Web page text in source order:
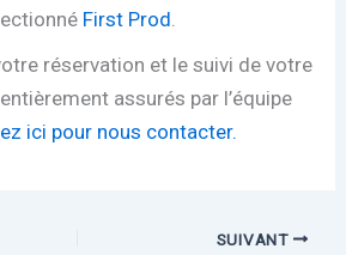
First Prod
réservation et le suivi de votre
assurés par l’équipe
ici pour nous contacter.
SUIVANT